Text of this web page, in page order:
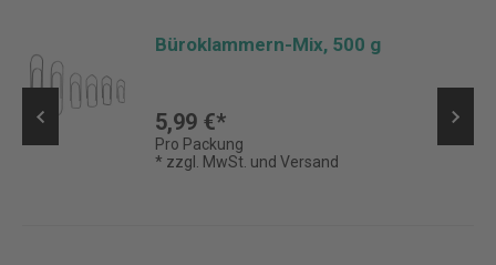
Büroklammern-Mix, 500 g
5,99 €*
Pro Packung
* zzgl. MwSt. und Versand